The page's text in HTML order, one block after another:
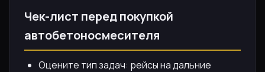
Чек-лист перед покупкой
автобетоносмесителя
Оцените тип задач: рейсы на дальние